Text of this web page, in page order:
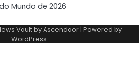
Mundo de 2026
Vault byAscendoor| Powered by
WordPress.